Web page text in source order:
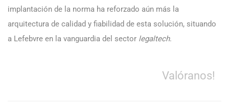
implantación de la norma ha reforzado aún más la
arquitectura de calidad y fiabilidad de esta solución, situando
a Lefebvre en la vanguardia del sector legaltech.
Valóranos!